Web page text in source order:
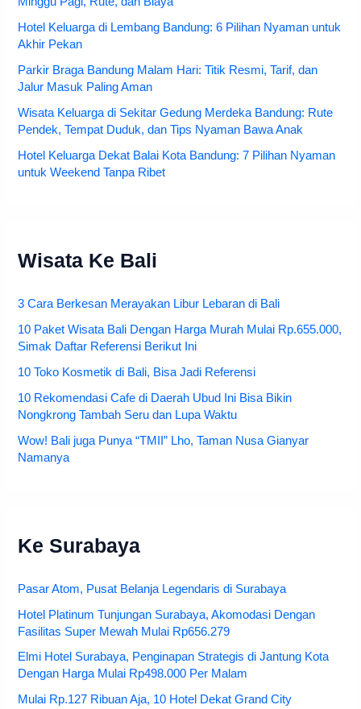
Hotel Keluarga di Lembang Bandung: 6 Pilihan Nyaman untuk
Akhir Pekan
Parkir Braga Bandung Malam Hari: Titik Resmi, Tarif, dan
Jalur Masuk Paling Aman
Wisata Keluarga di Sekitar Gedung Merdeka Bandung: Rute
Pendek, Tempat Duduk, dan Tips Nyaman Bawa Anak
Hotel Keluarga Dekat Balai Kota Bandung: 7 Pilihan Nyaman
untuk Weekend Tanpa Ribet
Wisata Ke Bali
3 Cara Berkesan Merayakan Libur Lebaran di Bali
10 Paket Wisata Bali Dengan Harga Murah Mulai Rp.655.000,
Simak Daftar Referensi Berikut Ini
10 Toko Kosmetik di Bali, Bisa Jadi Referensi
10 Rekomendasi Cafe di Daerah Ubud Ini Bisa Bikin
Nongkrong Tambah Seru dan Lupa Waktu
Wow! Bali juga Punya “TMII” Lho, Taman Nusa Gianyar
Namanya
Ke Surabaya
Pasar Atom, Pusat Belanja Legendaris di Surabaya
Hotel Platinum Tunjungan Surabaya, Akomodasi Dengan
Fasilitas Super Mewah Mulai Rp656.279
Elmi Hotel Surabaya, Penginapan Strategis di Jantung Kota
Dengan Harga Mulai Rp498.000 Per Malam
Mulai Rp.127 Ribuan Aja, 10 Hotel Dekat Grand City